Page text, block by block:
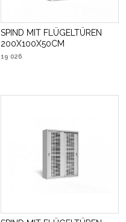
SPIND MIT FLÜGELTÜREN
200X100X50CM
19 026